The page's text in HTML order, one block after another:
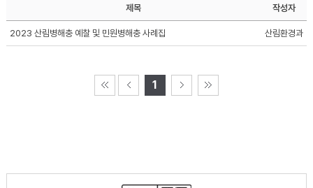
제목 작성자
2023 산림병해충 예찰 및 민원병해충 사례집 산림환경과
1